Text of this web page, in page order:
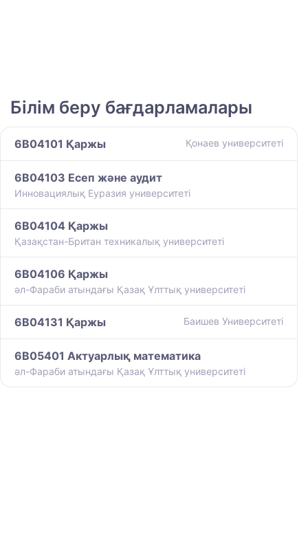
Білім беру бағдарламалары
6B04101 Қаржы Қонаев университетi
6B04103 Есеп және аудит
Инновациялық Еуразия университеті
6B04104 Қаржы
Қазақстан-Британ техникалық университеті
6B04106 Қаржы
әл-Фараби атындағы Қазақ Ұлттық университеті
6B04131 Қаржы Баишев Университеті
6B05401 Актуарлық математика
әл-Фараби атындағы Қазақ Ұлттық университеті